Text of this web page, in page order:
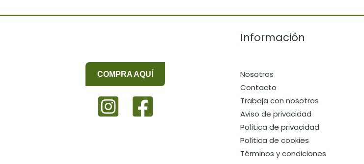
COMPRA AQUÍ
Información
Nosotros
Contacto
Trabaja con nosotros
Aviso de privacidad
Política de privacidad
Política de cookies
Términos y condiciones